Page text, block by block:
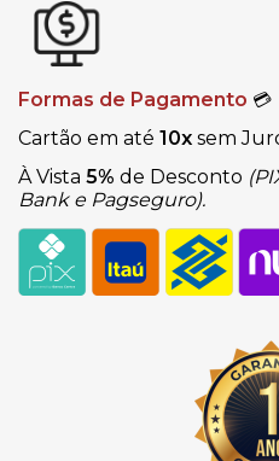
Formas de Pagamento 💳
Cartão em até 10x sem
À Vista 5% de Desconto
Bank e Pagseguro).